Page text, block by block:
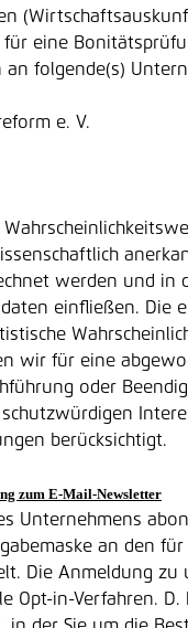
eine
folgende(s)
e. V.
werden und in
einfließen. Die
wir für eine
oder
berücksichtigt.
zum E-Mail-Newsletter
Unternehmens
an den
Die Anmeldung zu
Opt-in-Verfahren. D.